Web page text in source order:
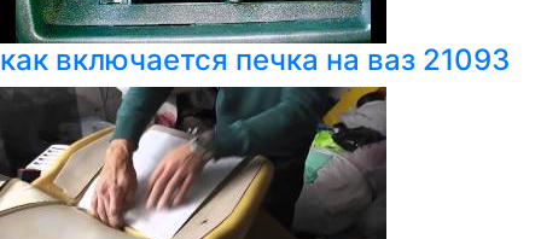
как включается печка на ваз 21093